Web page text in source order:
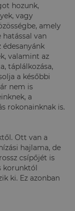
hozunk,
vagy
amely
van
édesanyánk
valamint az
táplálkozása,
a későbbi
nem is
a
rokonainknak is.
Ott van a
hajlama, de
csípőjét is
korunktól
ki. Ez azonban